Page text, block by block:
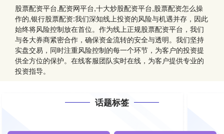
股票配资平台,配资网平台,十大炒股配资平台,股票配资怎么操
作的,银行股票配资:我们深知线上投资的风险与机遇并存，因此
始终将风险控制放在首位。作为线上正规股票配资平台，我们
与各大券商紧密合作，确保资金流转的安全与透明。我们坚持
实盘交易，同时注重风险控制的每一个环节，为客户的投资提
供全方位的保护。在线客服团队实时在线，为客户提供专业的
投资指导。
话题标签